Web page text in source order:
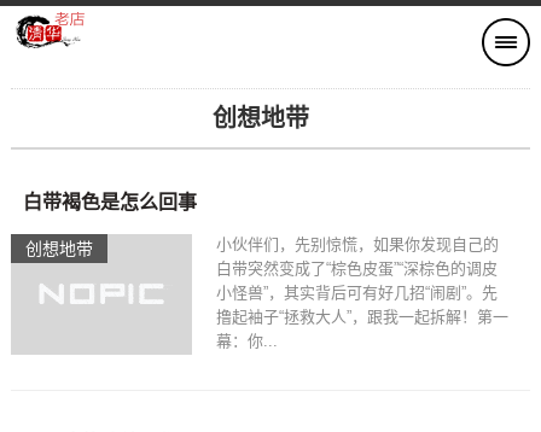
创想地带
创想地带
白带褐色是怎么回事
小伙伴们，先别惊慌，如果你发现自己的
白带突然变成了“棕色皮蛋”“深棕色的调皮
小怪兽”，其实背后可有好几招“闹剧”。先
撸起袖子“拯救大人”，跟我一起拆解！第一
幕：你...